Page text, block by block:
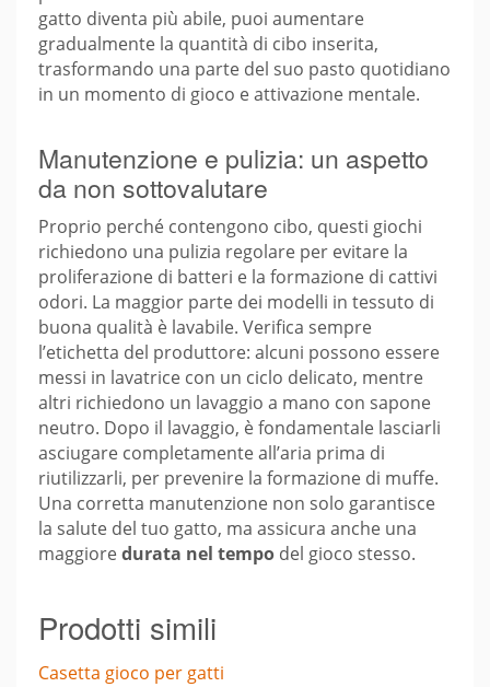
gatto diventa più abile, puoi aumentare
gradualmente la quantità di cibo inserita,
trasformando una parte del suo pasto quotidiano
in un momento di gioco e attivazione mentale.
Manutenzione e pulizia: un aspetto
da non sottovalutare
Proprio perché contengono cibo, questi giochi
richiedono una pulizia regolare per evitare la
proliferazione di batteri e la formazione di cattivi
odori. La maggior parte dei modelli in tessuto di
buona qualità è lavabile. Verifica sempre
l’etichetta del produttore: alcuni possono essere
messi in lavatrice con un ciclo delicato, mentre
altri richiedono un lavaggio a mano con sapone
neutro. Dopo il lavaggio, è fondamentale lasciarli
asciugare completamente all’aria prima di
riutilizzarli, per prevenire la formazione di muffe.
Una corretta manutenzione non solo garantisce
la salute del tuo gatto, ma assicura anche una
maggioredurata nel tempo del gioco stesso.
Prodotti simili
Casetta gioco per gatti